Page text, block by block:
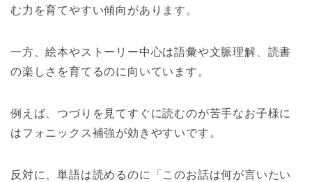
む力を育てやすい傾向があります。
一方、絵本やストーリー中心は語彙や文脈理解、読書
の楽しさを育てるのに向いています。
例えば、つづりを見てすぐに読むのが苦手なお子様に
はフォニックス補強が効きやすいです。
反対に、単語は読めるのに「このお話は何が言いたい